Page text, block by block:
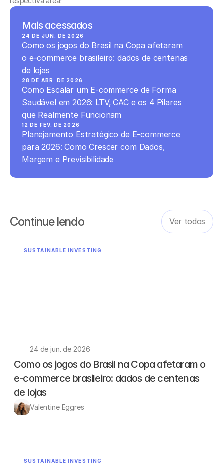
Mais acessados
24 DE JUN. DE 2026
Como os jogos do Brasil na Copa afetaram
o e-commerce brasileiro: dados de centenas
de lojas
28 DE ABR. DE 2026
Como Escalar um E-commerce de Forma
Saudável em 2026: LTV, CAC e os 4 Pilares
que Realmente Funcionam
12 DE FEV. DE 2026
Planejamento Estratégico de E-commerce
para 2026: Como Crescer com Dados,
Margem e Previsibilidade
Continue lendo Ver todos
SUSTAINABLE INVESTING
24 de jun. de 2026
Como os jogos do Brasil na Copa afetaram o
e-commerce brasileiro: dados de centenas
de lojas
Valentine Eggres
SUSTAINABLE INVESTING